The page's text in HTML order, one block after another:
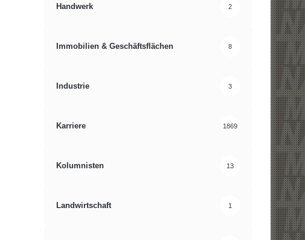
Handwerk 2
Immobilien & Geschäftsflächen 8
Industrie 3
Karriere 1869
Kolumnisten 13
Landwirtschaft 1